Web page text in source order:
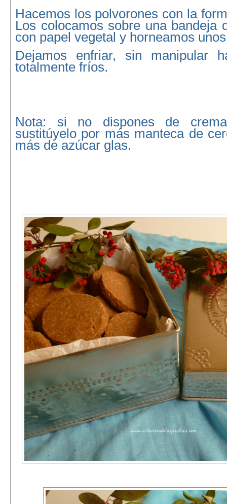
Hacemos los polvorones con la
Los colocamos sobre una bandeja
con papel vegetal y horneamos
Dejamos enfriar, sin manipular
totalmente fríos.
Nota: si no dispones de
sustitúyelo por más manteca de
más de azúcar glas.